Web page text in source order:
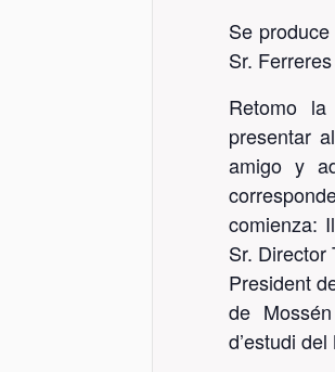
Se
Sr.
Retomo
presentar
amigo y
comienza:
Sr. Director
President
de
d’estudi